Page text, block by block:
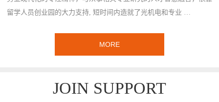
留学人员创业园的大力支持, 短时间内造就了光机电和专业 …
MORE
JOIN SUPPORT